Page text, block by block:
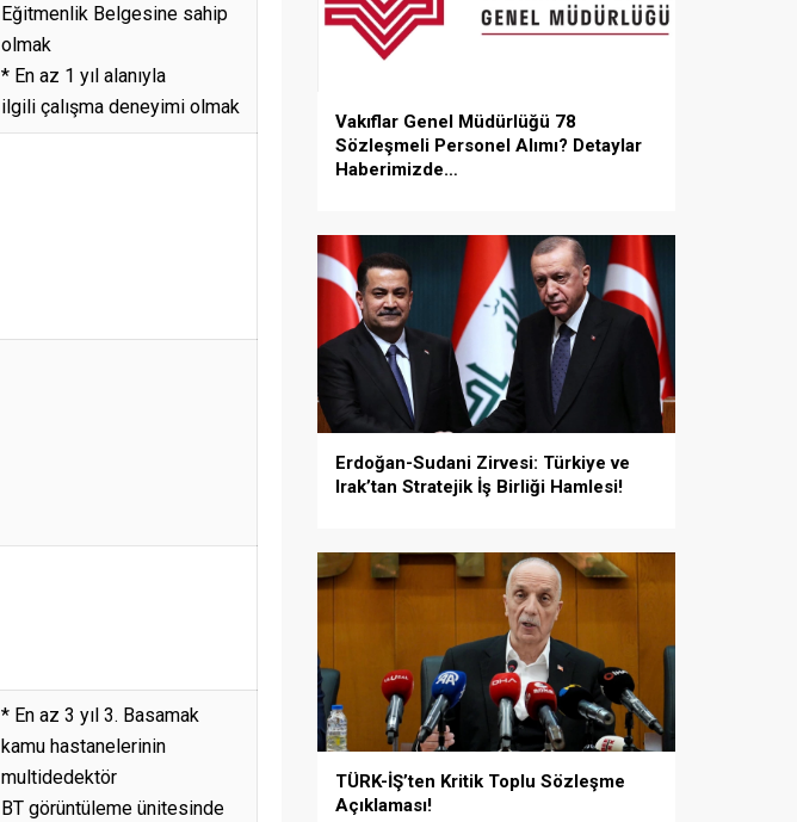
Eğitmenlik Belgesine sahip
olmak
* En az 1 yıl alanıyla
ilgili çalışma deneyimi olmak
* En az 3 yıl 3. Basamak
kamu hastanelerinin
multidedektör
BT görüntüleme ünitesinde
Vakıflar Genel Müdürlüğü 78
Sözleşmeli Personel Alımı? Detaylar
Haberimizde…
Erdoğan-Sudani Zirvesi: Türkiye ve
Irak’tan Stratejik İş Birliği Hamlesi!
TÜRK-İŞ’ten Kritik Toplu Sözleşme
Açıklaması!